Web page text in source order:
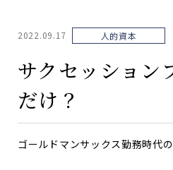
2022.09.17 人的資本
サクセッション
だけ？
ゴールドマンサックス勤務時代の